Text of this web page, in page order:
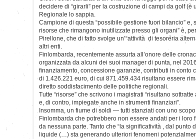
decidere di “girarli” per la costruzione di campi da golf
Regionale lo sappia.
Campione di questa “possibile gestione fuori bilancio” e,
risorse che rimangono inutilizzate presso gli organi” è,
Pirellone, che di fatto svolge un’“attività di tesoreria
altri enti.
Finlombarda, recentemente assurta all’onore delle
organizzata da alcuni dei suoi manager di punta, nel
finanziamento, concessione garanzie, contributi in
di 1.426.221 euro, di cui 871.459.434 risultano essere
diretto soddisfacimento delle politiche regionali.
Tutte “risorse” che scrivono i magistrati “risultano
e, di contro, impiegate anche in strumenti finanziari”.
Insomma, un fiume di soldi — tutti stanziati con uno
Finlombarda che potrebbero non essere andati per i
da nessuna parte. Tanto che “la significatività , dal punto
liquide (…) sta generando ulteriori fenomeni